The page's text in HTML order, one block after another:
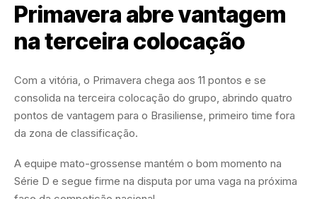
Primavera abre vantagem
na terceira colocação
Com a vitória, o Primavera chega aos 11 pontos e se
consolida na terceira colocação do grupo, abrindo quatro
pontos de vantagem para o Brasiliense, primeiro time fora
da zona de classificação.
A equipe mato-grossense mantém o bom momento na
Série D e segue firme na disputa por uma vaga na próxima